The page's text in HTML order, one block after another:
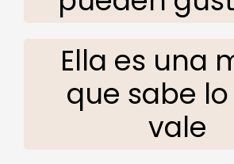
Ella es una
que sabe
vale